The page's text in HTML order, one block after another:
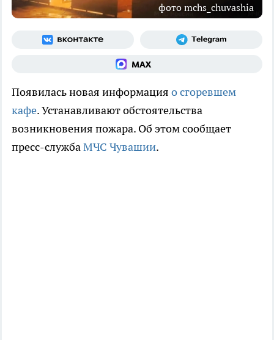
фото mchs_chuvashia
Появилась новая информация о сгоревшем
кафе. Устанавливают обстоятельства
возникновения пожара. Об этом сообщает
пресс-службаМЧС Чувашии.